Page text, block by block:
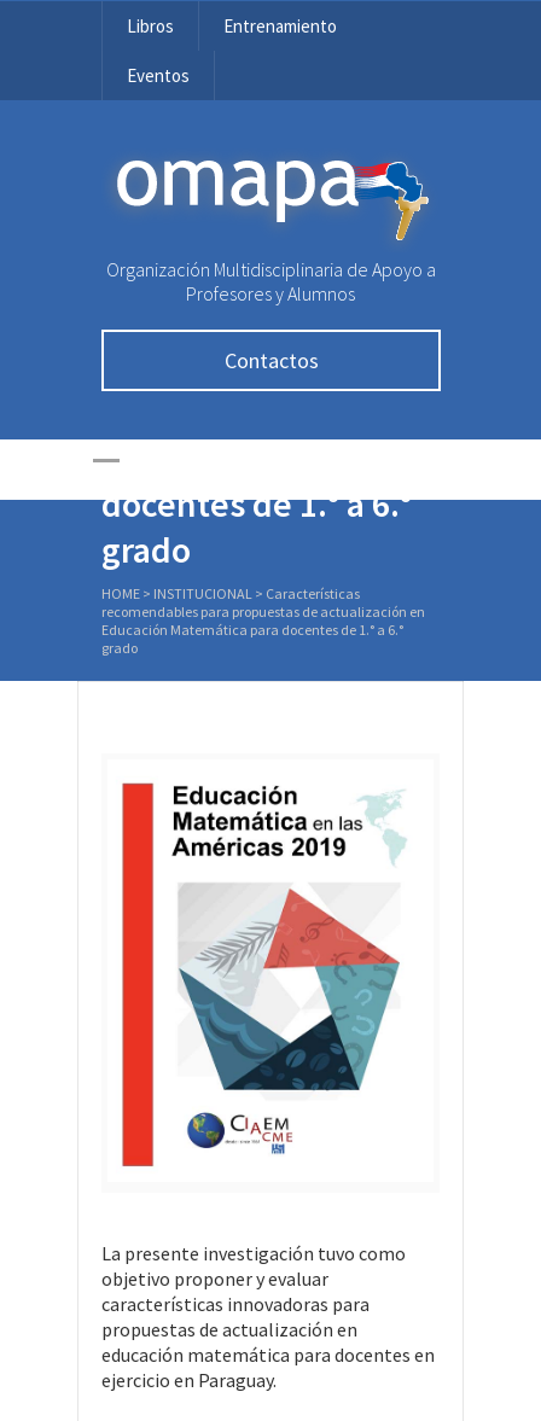
Libros Entrenamiento
Eventos
OMAPA
Organización Multidisciplinaria de Apoyo a
Profesores y Alumnos
Contactos
Características
recomendables para
propuestas de
actualización en
Matemática para
docentes de 1.° a 6.°
grado
HOME > INSTITUCIONAL > Características
recomendables para propuestas de actualización en
Educación Matemática para docentes de 1.° a 6.°
grado
La presente investigación tuvo como
objetivo proponer y evaluar
características innovadoras para
propuestas de actualización en
educación matemática para docentes en
ejercicio en Paraguay.